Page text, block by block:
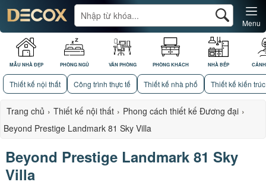
MẪU NHÀ ĐẸP PHÒNG NGỦ VĂN PHÒNG PHÒNG KHÁCH NHÀ BẾP
Menu
Thiết kế nội thất Công trình thực tế Thiết kế nhà phố Thiết kế kiến trúc
Trang chủ › Thiết kế nội thất › Phong cách thiết kế Đương đại ›
Beyond Prestige Landmark 81 Sky Villa
Beyond Prestige Landmark 81 Sky
Villa